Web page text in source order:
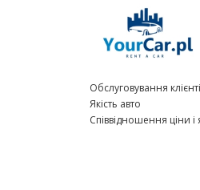
Обслуговування
Якість авто
Співвідношення ціни і